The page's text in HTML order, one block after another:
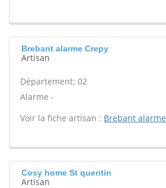
Brebant alarme Crepy
Artisan
Département: 02
Alarme -
Voir la fiche artisan : Brebant alarme
Cosy home St quentin
Artisan